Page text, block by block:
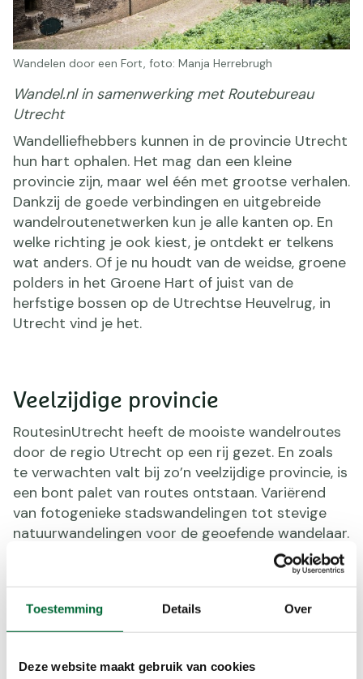
Toestemming Details Over
Deze website maakt gebruik van cookies
Wandelen door een Fort, foto: Manja Herrebrugh
Wandel.nl in samenwerking met Routebureau
Utrecht
Wandelliefhebbers kunnen in de provincie Utrecht
hun hart ophalen. Het mag dan een kleine
provincie zijn, maar wel één met grootse verhalen.
Dankzij de goede verbindingen en uitgebreide
wandelroutenetwerken kun je alle kanten op. En
welke richting je ook kiest, je ontdekt er telkens
wat anders. Of je nu houdt van de weidse, groene
polders in het Groene Hart of juist van de
herfstige bossen op de Utrechtse Heuvelrug, in
Utrecht vind je het.
Veelzijdige provincie
RoutesinUtrecht heeft de mooiste wandelroutes
door de regio Utrecht op een rij gezet. En zoals
te verwachten valt bij zo’n veelzijdige provincie, is
een bont palet van routes ontstaan. Variërend
van fotogenieke stadswandelingen tot stevige
natuurwandelingen voor de geoefende wandelaar.